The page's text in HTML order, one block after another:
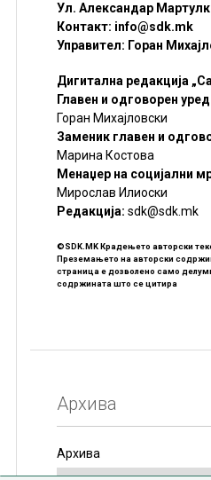
Ул. Александар
Контакт: info@sdk.mk
Управител: Горан
Дигитална редакција
Главен и одговорен
Горан Михајловски
Заменик главен и
Марина Костова
Менаџер на социјални
Мирослав Илиоски
Редакцијa: sdk@sdk.mk
©SDK.MK Крадењето авторски
Преземањето на авторски
страница е дозволено само
содржината што се цитира
Архива
Архива